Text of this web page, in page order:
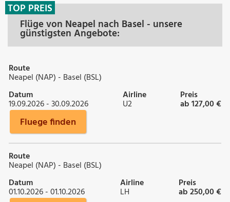
Flüge von Neapel nach Basel - unsere
günstigsten Angebote:
TOP PREIS
Route
Neapel (NAP) - Basel (BSL)
Datum
19.09.2026 - 30.09.2026
Airline
U2
Preis
ab 127,00 €
Fluege finden
Route
Neapel (NAP) - Basel (BSL)
Datum
01.10.2026 - 01.10.2026
Airline
LH
Preis
ab 250,00 €